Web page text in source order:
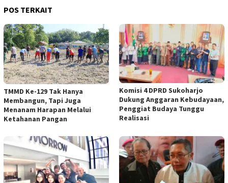
POS TERKAIT
TMMD Ke-129 Tak Hanya
Membangun, Tapi Juga
Menanam Harapan Melalui
Ketahanan Pangan
Komisi 4 DPRD Sukoharjo
Dukung Anggaran Kebudayaan,
Penggiat Budaya Tunggu
Realisasi